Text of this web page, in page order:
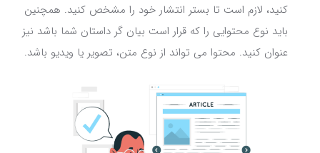
کنید، لازم است تا بستر انتشار خود را مشخص کنید. همچنین
باید نوع محتوایی را که قرار است بیان گر داستان شما باشد نیز
عنوان کنید. محتوا می تواند از نوع متن، تصویر یا ویدیو باشد.